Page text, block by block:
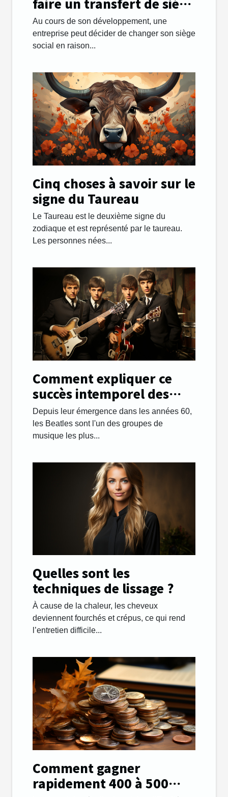
social facilement ?
Au cours de son développement, une
entreprise peut décider de changer son siège
social en raison...
Cinq choses à savoir sur le
signe du Taureau
Le Taureau est le deuxième signe du
zodiaque et est représenté par le taureau.
Les personnes nées...
Comment expliquer ce
succès intemporel des
Beatles ?
Depuis leur émergence dans les années 60,
les Beatles sont l'un des groupes de
musique les plus...
Quelles sont les
techniques de lissage ?
À cause de la chaleur, les cheveux
deviennent fourchés et crépus, ce qui rend
l’entretien difficile...
Comment gagner
rapidement 400 à 500